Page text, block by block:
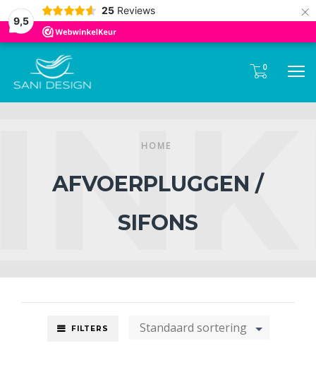
9,5
25 Reviews ×
085- 0600 330
0
HOME
AFVOERPLUGGEN /
SIFONS
FILTERS Standaard sortering